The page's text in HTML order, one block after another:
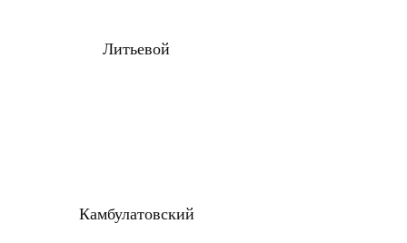
Литьевой
Камбулатовский